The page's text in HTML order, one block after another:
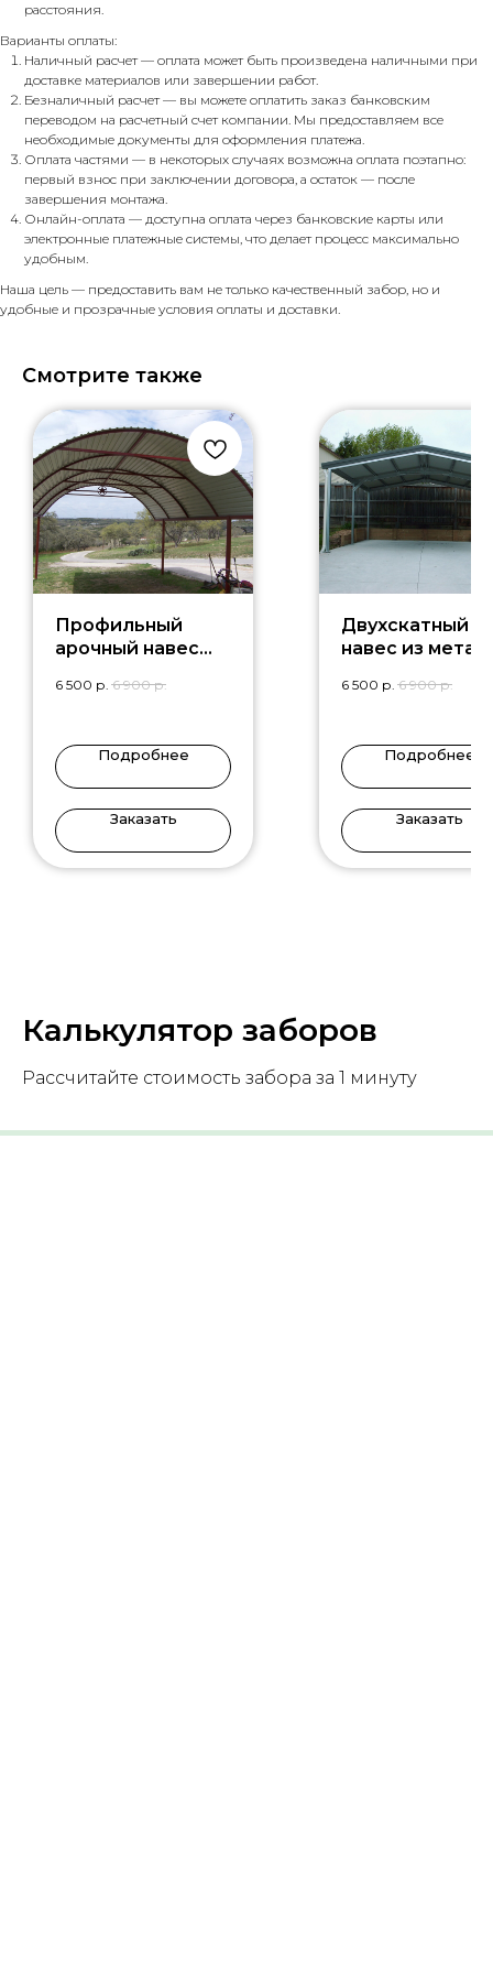
расстояния.
Варианты оплаты:
Наличный расчет — оплата может быть произведена наличными при
доставке материалов или завершении работ.
Безналичный расчет — вы можете оплатить заказ банковским
переводом на расчетный счет компании. Мы предоставляем все
необходимые документы для оформления платежа.
Оплата частями — в некоторых случаях возможна оплата поэтапно:
первый взнос при заключении договора, а остаток — после
завершения монтажа.
Онлайн-оплата — доступна оплата через банковские карты или
электронные платежные системы, что делает процесс максимально
удобным.
Наша цель — предоставить вам не только качественный забор, но и
удобные и прозрачные условия оплаты и доставки.
Смотрите также
Профильный
арочный навес
6 500 р. 6 900 р.
Подробнее
Заказать
Двухскатный
навес из
6 500 р. 6 900 р.
Подробнее
Заказать
Калькулятор заборов
Рассчитайте стоимость забора за 1 минуту